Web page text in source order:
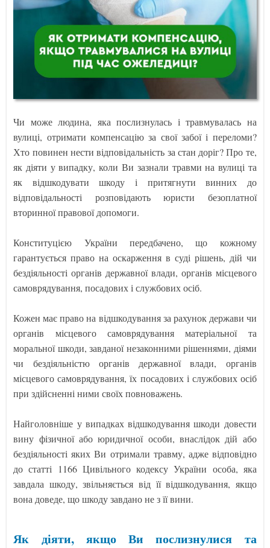
Чи може людина, яка послизнулась і травмувалась на
вулиці, отримати компенсацію за свої забої і переломи?
Хто повинен нести відповідальність за стан доріг? Про те,
як діяти у випадку, коли Ви зазнали травми на вулиці та
як відшкодувати шкоду і притягнути винних до
відповідальності розповідають юристи безоплатної
вторинної правової допомоги.
Конституцією України передбачено, що кожному
гарантується право на оскарження в суді рішень, дій чи
бездіяльності органів державної влади, органів місцевого
самоврядування, посадових і службових осіб.
Кожен має право на відшкодування за рахунок держави чи
органів місцевого самоврядування матеріальної та
моральної шкоди, завданої незаконними рішеннями, діями
чи бездіяльністю органів державної влади, органів
місцевого самоврядування, їх посадових і службових осіб
при здійсненні ними своїх повноважень.
Найголовніше у випадках відшкодування шкоди довести
вину фізичної або юридичної особи, внаслідок дій або
бездіяльності яких Ви отримали травму, адже відповідно
до статті 1166 Цивільного кодексу України особа, яка
завдала шкоду, звільняється від її відшкодування, якщо
вона доведе, що шкоду завдано не з її вини.
Як діяти, якщо Ви послизнулися та